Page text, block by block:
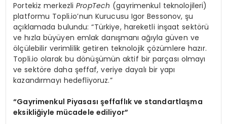
Portekiz merkezliPropTech (gayrimenkul teknolojileri)
platformu Topli.io’nun Kurucusu Igor Bessonov, şu
açıklamada bulundu: “Türkiye, hareketli inşaat sektörü
ve hızla büyüyen emlak danışmanı ağıyla güven ve
ölçülebilir verimlilik getiren teknolojik çözümlere hazır.
Topli.io olarak bu dönüşümün aktif bir parçası olmayı
ve sektöre daha şeffaf, veriye dayalı bir yapı
kazandırmayı hedefliyoruz.”
“Gayrimenkul Piyasası şeffaflık ve standartlaşma
eksikliğiyle mücadele ediliyor”